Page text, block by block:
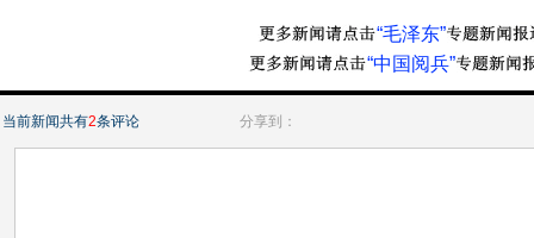
“毛泽东”
“中国阅兵”
当前新闻共有2条评论 分享到：